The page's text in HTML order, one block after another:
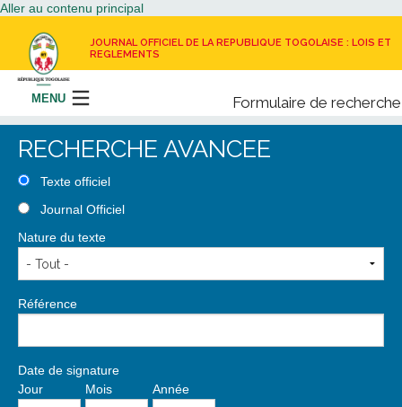
Aller au contenu principal
JOURNAL OFFICIEL DE LA REPUBLIQUE TOGOLAISE : LOIS ET
REGLEMENTS
Formulaire de recherche
Rechercher
MENU
LE JOURNAL OFFICIEL
RECEVOIR LE JOURNAL OFFICIEL
NOUS CONTACTER
RECHERCHE AVANCEE
Texte officiel
Journal Officiel
Nature du texte
Référence
Date de signature
Jour
Mois Année